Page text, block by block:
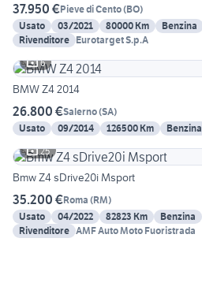
37.950 €Pieve di Cento(BO)
Usato
03/2021 80000 Km Benzina
Rivenditore Eurotarget S.p.A
6
BMW Z4 2014
26.800 €Salerno(SA)
Usato
09/2014 126500 Km Benzina
25
Bmw Z4 sDrive20i Msport
35.200 €Roma (RM)
Usato
04/2022 82823 Km Benzina
Rivenditore AMF Auto Moto Fuoristrada